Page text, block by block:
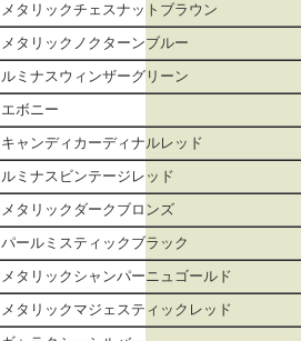
メタリックチェスナットブラウン
メタリックノクターンブルー
ルミナスウィンザーグリーン
エボニー
キャンディカーディナルレッド
ルミナスビンテージレッド
メタリックダークブロンズ
パールミスティックブラック
メタリックシャンパーニュゴールド
メタリックマジェスティックレッド